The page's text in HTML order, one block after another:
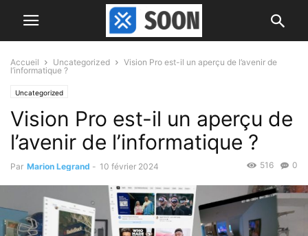
Accueil Uncategorized
Vision Pro est-il un aperçu de l’avenir de
l’informatique ?
Uncategorized
Vision Pro est-il un aperçu de
l’avenir de l’informatique ?
Par Marion Legrand - 10 février 2024 0
516